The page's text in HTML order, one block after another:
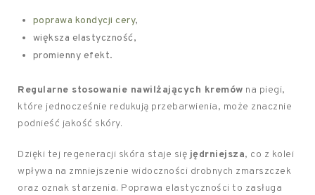
poprawa kondycji cery,
większa elastyczność,
promienny efekt.
Regularne stosowanie nawilżających kremów na piegi,
które jednocześnie redukują przebarwienia, może znacznie
podnieść jakość skóry.
Dzięki tej regeneracji skóra staje się jędrniejsza, co z kolei
wpływa na zmniejszenie widoczności drobnych zmarszczek
oraz oznak starzenia. Poprawa elastyczności to zasługa